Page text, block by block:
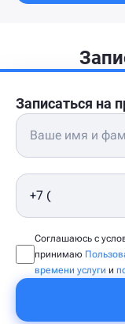
Записаться на
Соглашаюсь с
принимаю
времени услуги и